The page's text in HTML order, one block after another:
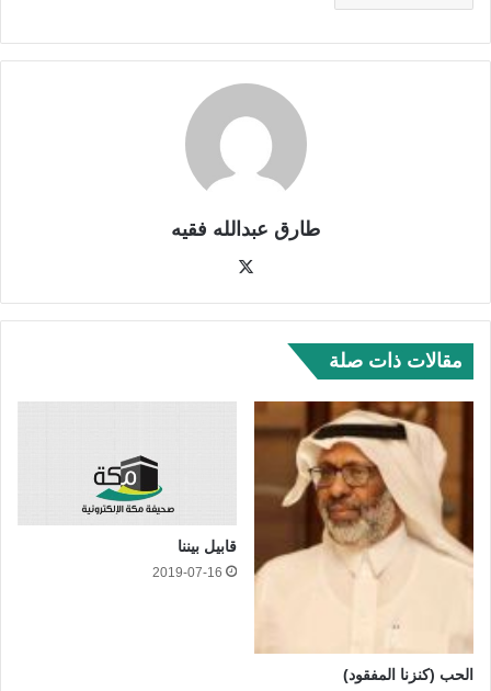
طارق عبدالله فقيه
مقالات ذات صلة
الحب (كنزنا المفقود)
قابيل بيننا
2019-07-16